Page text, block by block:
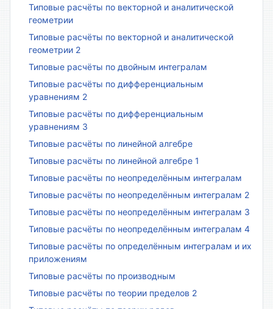
Типовые расчёты по векторной и аналитической
геометрии
Типовые расчёты по векторной и аналитической
геометрии 2
Типовые расчёты по двойным интегралам
Типовые расчёты по дифференциальным
уравнениям 2
Типовые расчёты по дифференциальным
уравнениям 3
Типовые расчёты по линейной алгебре
Типовые расчёты по линейной алгебре 1
Типовые расчёты по неопределённым интегралам
Типовые расчёты по неопределённым интегралам 2
Типовые расчёты по неопределённым интегралам 3
Типовые расчёты по неопределённым интегралам 4
Типовые расчёты по определённым интегралам и их
приложениям
Типовые расчёты по производным
Типовые расчёты по теории пределов 2